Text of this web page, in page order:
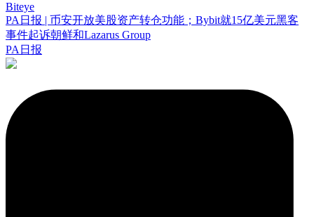
Biteye
PA日报 | 币安开放美股资产转仓功能；Bybit就15亿美元黑客
事件起诉朝鲜和Lazarus Group
PA日报